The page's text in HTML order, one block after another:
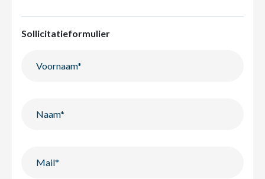
Sollicitatieformulier